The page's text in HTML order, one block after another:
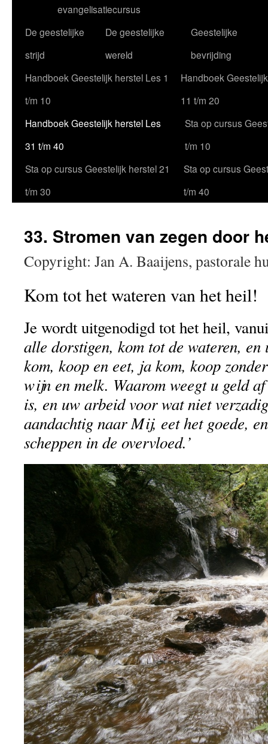
evangelisatiecursus
De geestelijke
strijd
De geestelijke
wereld
Geestelijke
bevrijding
Handboek Geestelijk herstel Les 1
t/m 10
Handboek
11 t/m 20
Handboek Geestelijk herstel Les
31 t/m 40
Sta op cursus
t/m 10
Sta op cursus Geestelijk herstel 21
t/m 30
Sta op cursus
t/m 40
33. Stromen van zegen door
Copyright: Jan A. Baaijens, pastorale
Kom tot het wateren van het heil!
Je wordt uitgenodigd tot het heil,
alle dorstigen, kom tot de wateren, en
kom, koop en eet, ja kom, koop
wijn en melk. Waarom weegt u geld
is, en uw arbeid voor wat niet
aandachtig naar Mij, eet het goede,
scheppen in de overvloed.’